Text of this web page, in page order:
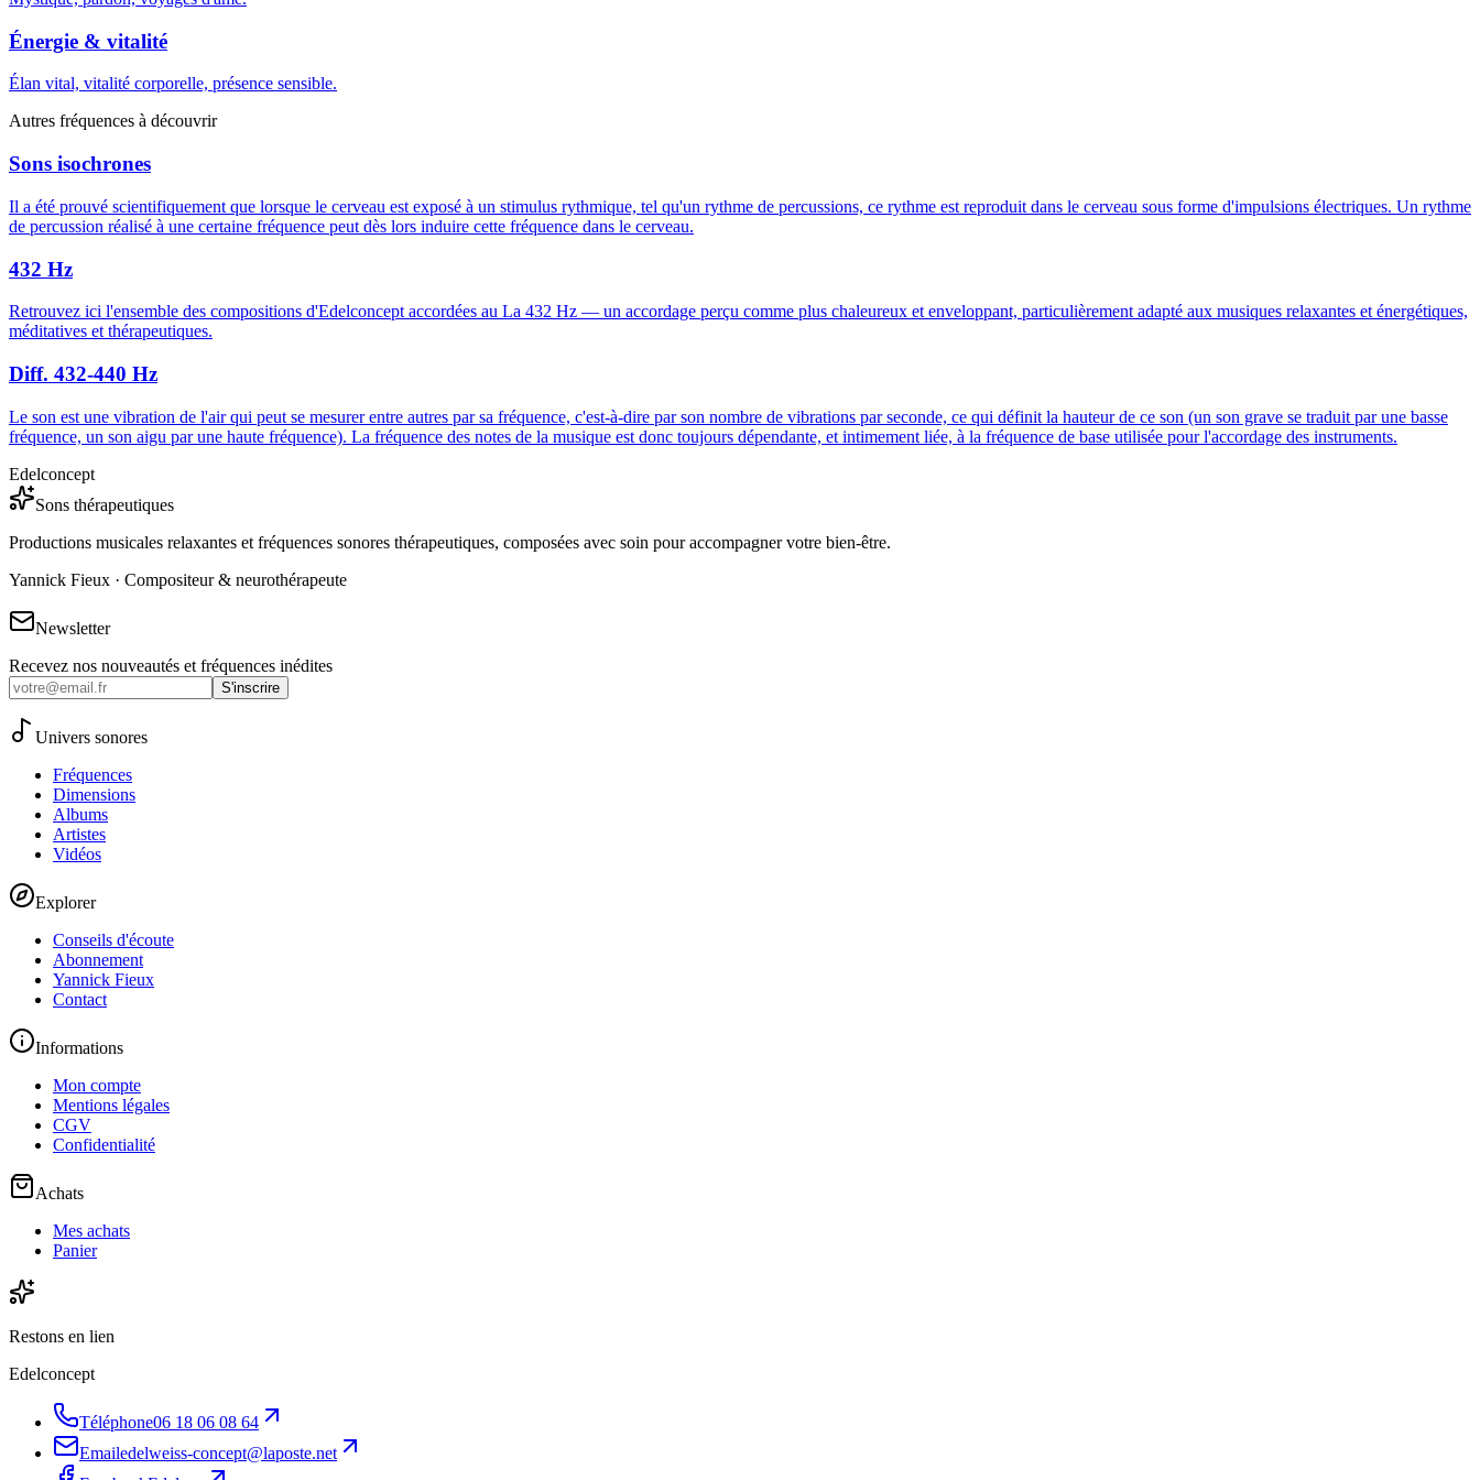
Énergie & vitalité
Élan vital, vitalité corporelle, présence sensible.
Autres fréquences à découvrir
Sons isochrones
Il a été prouvé scientifiquement que lorsque le cerveau est exposé à un stimulus rythmique, tel qu'un rythme de percussions, ce rythme est reproduit dans le cerveau sous forme d'impulsions électriques. Un rythme
de percussion réalisé à une certaine fréquence peut dès lors induire cette fréquence dans le cerveau.
432 Hz
Retrouvez ici l'ensemble des compositions d'Edelconcept accordées au La 432 Hz — un accordage perçu comme plus chaleureux et enveloppant, particulièrement adapté aux musiques relaxantes et énergétiques,
méditatives et thérapeutiques.
Diff. 432-440 Hz
Le son est une vibration de l'air qui peut se mesurer entre autres par sa fréquence, c'est-à-dire par son nombre de vibrations par seconde, ce qui définit la hauteur de ce son (un son grave se traduit par une basse
fréquence, un son aigu par une haute fréquence). La fréquence des notes de la musique est donc toujours dépendante, et intimement liée, à la fréquence de base utilisée pour l'accordage des instruments.
Edelconcept
Sons thérapeutiques
Productions musicales relaxantes et fréquences sonores thérapeutiques, composées avec soin pour accompagner votre bien-être.
Yannick Fieux · Compositeur & neurothérapeute
Newsletter
Recevez nos nouveautés et fréquences inédites
S'inscrire
Univers sonores
Fréquences
Dimensions
Albums
Artistes
Vidéos
Explorer
Conseils d'écoute
Abonnement
Yannick Fieux
Contact
Informations
Mon compte
Mentions légales
CGV
Confidentialité
Achats
Mes achats
Panier
Restons en lien
Edelconcept
Téléphone06 18 06 08 64
Emailedelweiss-concept@laposte.net